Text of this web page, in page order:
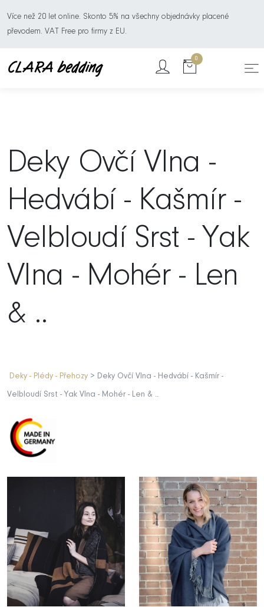
Více než 20 let online. Skonto 5% na všechny objednávky placené
převodem. VAT Free pro firmy z EU.
0
Deky Ovčí Vlna -
Hedvábí - Kašmír -
Velbloudí Srst - Yak
Vlna - Mohér - Len
& ..
Deky - Plédy - Přehozy > Deky Ovčí Vlna - Hedvábí - Kašmír -
Velbloudí Srst - Yak Vlna - Mohér - Len & ..